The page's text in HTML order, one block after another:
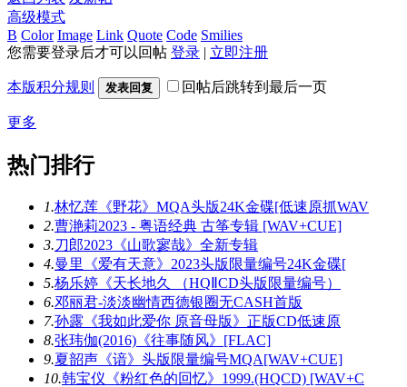
高级模式
B Color Image Link Quote Code Smilies
您需要登录后才可以回帖 登录 | 立即注册
本版积分规则 发表回复 回帖后跳转到最后一页
更多
热门排行
1.林忆莲《野花》MQA头版24K金碟[低速原抓WAV
2.曹滟莉2023 - 粤语经典 古筝专辑 [WAV+CUE]
3.刀郎2023《山歌寥哉》全新专辑
4.曼里《爱有天意》2023头版限量编号24K金碟[
5.杨乐婷《天长地久 （HQⅡCD头版限量编号）
6.邓丽君-淡淡幽情西德银圈无CASH首版
7.孙露《我如此爱你 原音母版》正版CD低速原
8.张玮伽(2016)《往事随风》[FLAC]
9.夏韶声《谙》头版限量编号MQA[WAV+CUE]
10.韩宝仪《粉红色的回忆》1999.(HQCD) [WAV+C